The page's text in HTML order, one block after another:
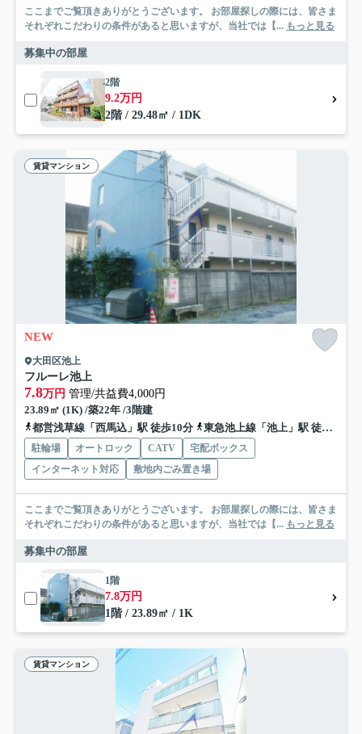
ここまでご覧頂きありがとうございます。 お部屋探しの際には、皆さま
それぞれこだわりの条件があると思いますが、当社では【... もっと見る
募集中の部屋
2階
9.2万円
2階 / 29.48㎡ / 1DK
賃貸マンション
NEW
大田区池上
フルーレ池上
7.8万円 管理/共益費4,000円
23.89㎡ (1K) /築22年 /3階建
都営浅草線「西馬込」駅 徒歩10分
東急池上線「池上」駅 徒歩13分
駐輪場 オートロック CATV
宅配ボックス
インターネット対応
敷地内ごみ置き場
ここまでご覧頂きありがとうございます。 お部屋探しの際には、皆さま
それぞれこだわりの条件があると思いますが、当社では【... もっと見る
募集中の部屋
1階
7.8万円
1階 / 23.89㎡ / 1K
賃貸マンション